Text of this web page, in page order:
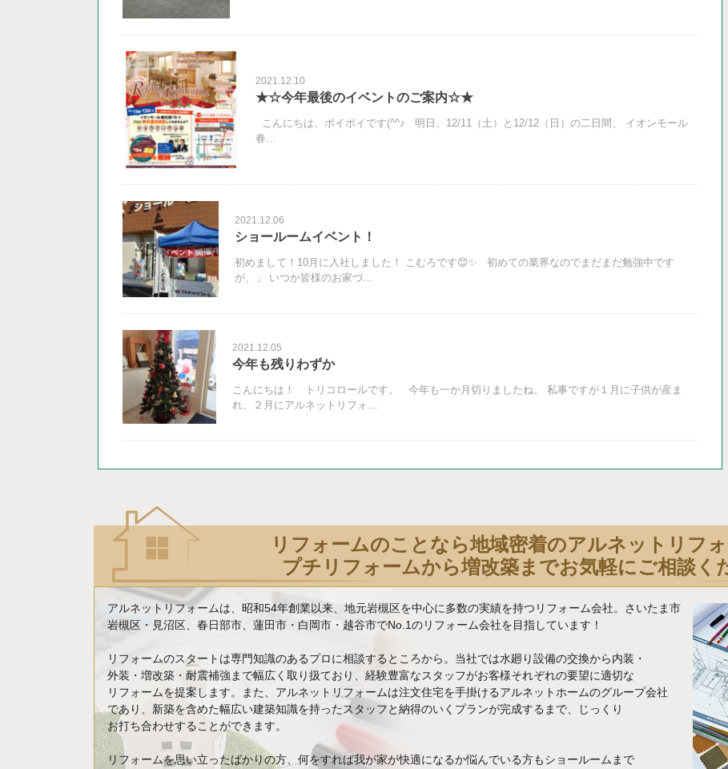
2021.12.10
★☆今年最後のイベントのご案内☆★
こんにちは、ポイポイです(^^♪ 明日、12/11（土）と12/12（日）の二日間、 イオンモール
春…
2021.12.06
ショールームイベント！
初めまして！10月に入社しました！ こむろです😊✨ 初めての業界なのでまだまだ勉強中です
が、」 いつか皆様のお家づ…
2021.12.05
今年も残りわずか
こんにちは！ トリコロールです。 今年も一か月切りましたね。 私事ですが１月に子供が産ま
れ、２月にアルネットリフォ…
リフォームのことなら地域密着のアルネットリフォ
プチリフォームから増改築までお気軽にご相談く
アルネットリフォームは、昭和54年創業以来、地元岩槻区を中心に多数の実績を持つリフォーム会社。さいたま市
岩槻区・見沼区、春日部市、蓮田市・白岡市・越谷市でNo.1のリフォーム会社を目指しています！
リフォームのスタートは専門知識のあるプロに相談するところから。当社では水廻り設備の交換から内装・
外装・増改築・耐震補強まで幅広く取り扱ており、経験豊富なスタッフがお客様それぞれの要望に適切な
リフォームを提案します。また、アルネットリフォームは注文住宅を手掛けるアルネットホームのグループ会社
であり、新築を含めた幅広い建築知識を持ったスタッフと納得のいくプランが完成するまで、じっくり
お打ち合わせすることができます。
リフォームを思い立ったばかりの方、何をすれば我が家が快適になるか悩んでいる方もショールームまで